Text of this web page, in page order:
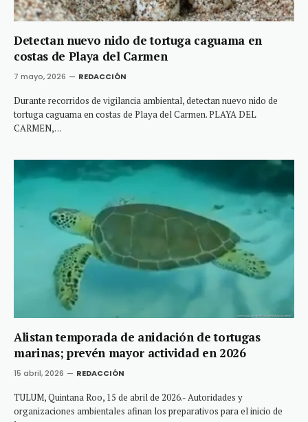
Detectan nuevo nido de tortuga caguama en
costas de Playa del Carmen
7 mayo, 2026 REDACCIÓN
Durante recorridos de vigilancia ambiental, detectan nuevo nido de
tortuga caguama en costas de Playa del Carmen. PLAYA DEL
CARMEN,…
Alistan temporada de anidación de tortugas
marinas; prevén mayor actividad en 2026
15 abril, 2026 REDACCIÓN
TULUM, Quintana Roo, 15 de abril de 2026.- Autoridades y
organizaciones ambientales afinan los preparativos para el inicio de